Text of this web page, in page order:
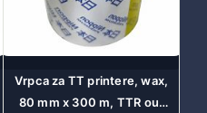
Vrpca za TT printere, wax,
80 mm x 300 m, TTR out